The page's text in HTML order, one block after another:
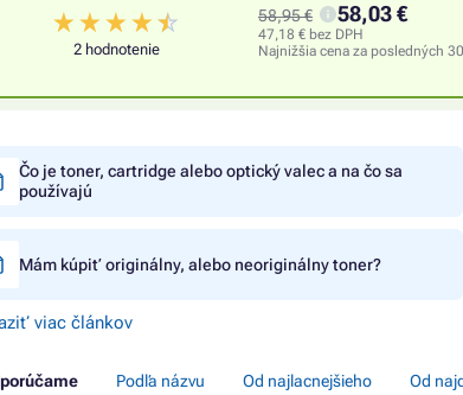
2 hodnotenie
58,95 € 58,03 €
47,18 € bez DPH
Najnižšia cena za posledných
Čo je toner, cartridge alebo optický valec a na čo sa
používajú
Mám kúpiť originálny, alebo neoriginálny toner?
viac článkov
Podľa názvu Od najlacnejšieho Od